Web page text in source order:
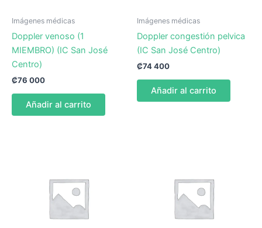
Imágenes médicas
Doppler venoso (1
MIEMBRO) (IC San José
Centro)
₡76 000
Añadir al carrito
Imágenes médicas
Doppler congestión pelvica
(IC San José Centro)
₡74 400
Añadir al carrito